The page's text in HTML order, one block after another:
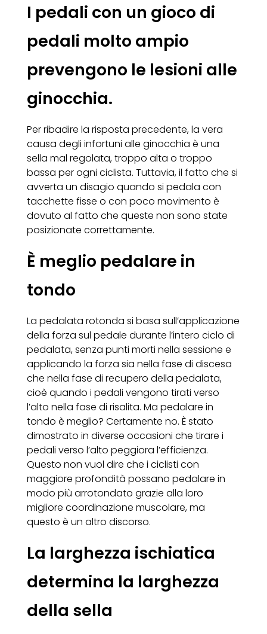
I pedali con un gioco di
pedali molto ampio
prevengono le lesioni alle
ginocchia.
Per ribadire la risposta precedente, la vera
causa degli infortuni alle ginocchia è una
sella mal regolata, troppo alta o troppo
bassa per ogni ciclista. Tuttavia, il fatto che si
avverta un disagio quando si pedala con
tacchette fisse o con poco movimento è
dovuto al fatto che queste non sono state
posizionate correttamente.
È meglio pedalare in
tondo
La pedalata rotonda si basa sull’applicazione
della forza sul pedale durante l’intero ciclo di
pedalata, senza punti morti nella sessione e
applicando la forza sia nella fase di discesa
che nella fase di recupero della pedalata,
cioè quando i pedali vengono tirati verso
l’alto nella fase di risalita. Ma pedalare in
tondo è meglio? Certamente no. È stato
dimostrato in diverse occasioni che tirare i
pedali verso l’alto peggiora l’efficienza.
Questo non vuol dire che i ciclisti con
maggiore profondità possano pedalare in
modo più arrotondato grazie alla loro
migliore coordinazione muscolare, ma
questo è un altro discorso.
La larghezza ischiatica
determina la larghezza
della sella